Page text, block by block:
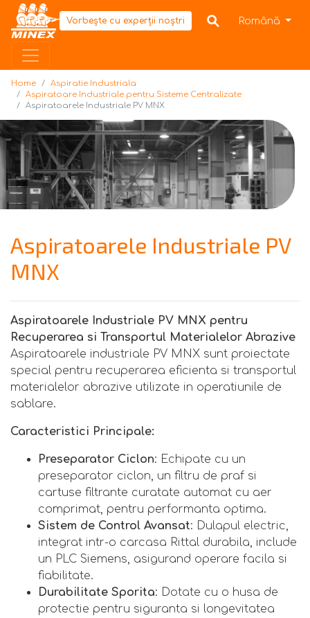
Home
Vorbește cu experții noștri Română
Home
Aspiratie Industriala
Aspiratoare Industriale pentru Sisteme Centralizate
Aspiratoarele Industriale PV MNX
Aspiratoarele Industriale PV
MNX
Aspiratoarele Industriale PV MNX pentru
Recuperarea si Transportul Materialelor Abrazive
Aspiratoarele industriale PV MNX sunt proiectate
special pentru recuperarea eficienta si transportul
materialelor abrazive utilizate in operatiunile de
sablare.
Caracteristici Principale:
Preseparator Ciclon: Echipate cu un
preseparator ciclon, un filtru de praf si
cartuse filtrante curatate automat cu aer
comprimat, pentru performanta optima.
Sistem de Control Avansat: Dulapul electric,
integrat intr-o carcasa Rittal durabila, include
un PLC Siemens, asigurand operare facila si
fiabilitate.
Durabilitate Sporita: Dotate cu o husa de
protectie pentru siguranta si longevitatea